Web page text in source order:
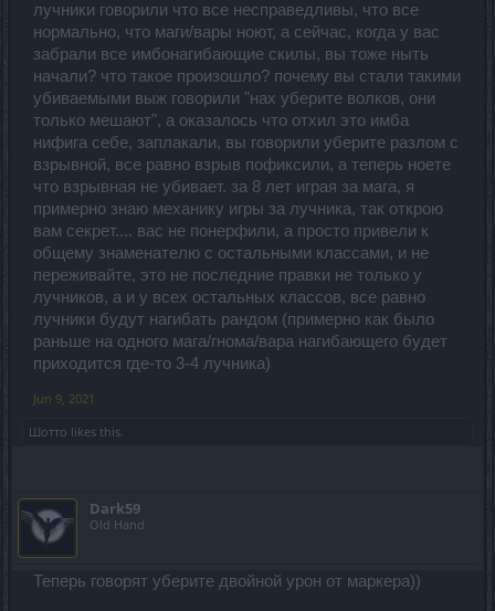
лучники говорили что все несправедливы, что все
нормально, что маги/вары ноют, а сейчас, когда у вас
забрали все имбонагибающие скилы, вы тоже ныть
начали? что такое произошло? почему вы стали такими
убиваемыми выж говорили "нах уберите волков, они
только мешают", а оказалось что отхил это имба
нифига себе, заплакали, вы говорили уберите разлом с
взрывной, все равно взрыв пофиксили, а теперь ноете
что взрывная не убивает. за 8 лет играя за мага, я
примерно знаю механику игры за лучника, так открою
вам секрет.... вас не понерфили, а просто привели к
общему знаменателю с остальными классами, и не
переживайте, это не последние правки не только у
лучников, а и у всех остальных классов, все равно
лучники будут нагибать рандом (примерно как было
раньше на одного мага/гнома/вара нагибающего будет
приходится где-то 3-4 лучника)
Jun 9, 2021
Шотто likes this.
Dark59
Old Hand
Теперь говорят уберите двойной урон от маркера))